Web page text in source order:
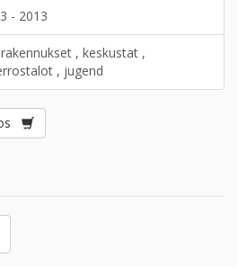
- 2013
, keskustat ,
, jugend